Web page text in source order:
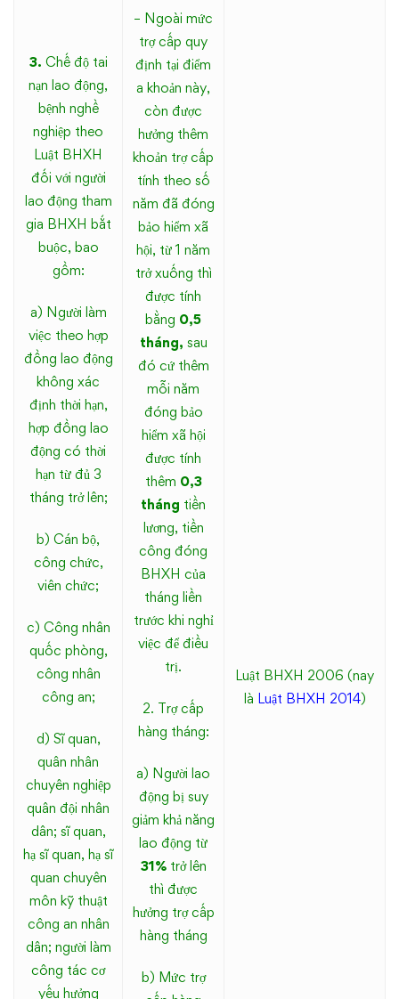
3. Chế độ tai
nạn lao động,
bệnh nghề
nghiệp theo
Luật BHXH
đối với người
lao động tham
gia BHXH bắt
buộc, bao
gồm:
a) Người làm
việc theo hợp
đồng lao động
không xác
định thời hạn,
hợp đồng lao
động có thời
hạn từ đủ 3
tháng trở lên;
b) Cán bộ,
công chức,
viên chức;
c) Công nhân
quốc phòng,
công nhân
công an;
d) Sĩ quan,
quân nhân
chuyên nghiệp
quân đội nhân
dân; sĩ quan,
hạ sĩ quan, hạ sĩ
quan chuyên
môn kỹ thuật
công an nhân
dân; người làm
công tác cơ
yếu hưởng
– Ngoài mức
trợ cấp quy
định tại điểm
a khoản này,
còn được
hưởng thêm
khoản trợ cấp
tính theo số
năm đã đóng
bảo hiểm xã
hội, từ 1 năm
trở xuống thì
được tính
bằng 0,5
tháng, sau
đó cứ thêm
mỗi năm
đóng bảo
hiểm xã hội
được tính
thêm 0,3
tháng tiền
lương, tiền
công đóng
BHXH của
tháng liền
trước khi nghỉ
việc để điều
trị.
2. Trợ cấp
hàng tháng:
a) Người lao
động bị suy
giảm khả năng
lao động từ
31%trở lên
thì được
hưởng trợ cấp
hàng tháng
b) Mức trợ
Luật BHXH 2006 (nay
là Luật BHXH 2014)